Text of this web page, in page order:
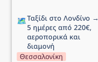
🗺️Ταξίδι στο Λονδίνο →
5 ημέρες από 220€,
αεροπορικά και
διαμονή
Θεσσαλονίκη